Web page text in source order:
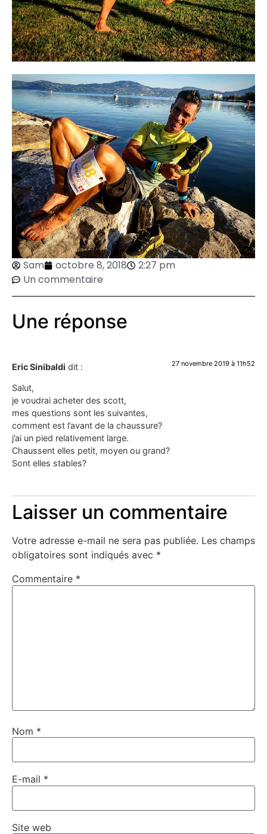
Sam octobre 8, 2018
2:27 pm
Un commentaire
Une réponse
Eric Sinibaldi dit : 27 novembre 2019 à 11h52
Salut,
je voudrai acheter des scott,
mes questions sont les suivantes,
comment est l’avant de la chaussure?
j’ai un pied relativement large.
Chaussent elles petit, moyen ou grand?
Sont elles stables?
Laisser un commentaire
Votre adresse e-mail ne sera pas publiée. Les champs
obligatoires sont indiqués avec *
Commentaire *
Nom *
E-mail *
Site web